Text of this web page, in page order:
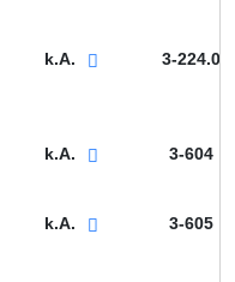
k.A. 3-224.0
k.A. 3-604
k.A. 3-605